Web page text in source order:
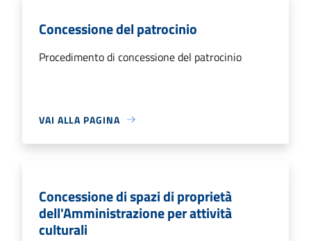
Concessione del patrocinio
Procedimento di concessione del patrocinio
VAI ALLA PAGINA
Concessione di spazi di proprietà
dell'Amministrazione per attività
culturali